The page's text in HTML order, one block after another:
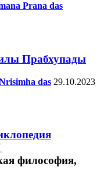
Prana das
Прабхупады
das 29.10.2023